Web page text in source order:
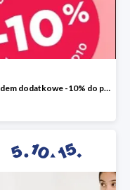
Z kodem dodatkowe -10% do promocji -50%!